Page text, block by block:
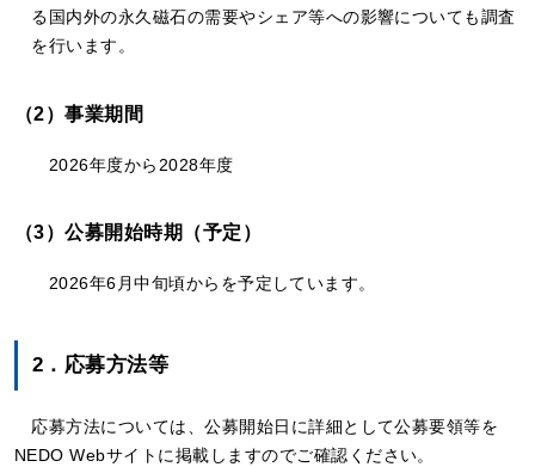
る国内外の永久磁石の需要やシェア等への影響についても調査
を行います。
（2）事業期間
2026年度から2028年度
（3）公募開始時期（予定）
2026年6月中旬頃からを予定しています。
2．応募方法等
応募方法については、公募開始日に詳細として公募要領等を
NEDO Webサイトに掲載しますのでご確認ください。